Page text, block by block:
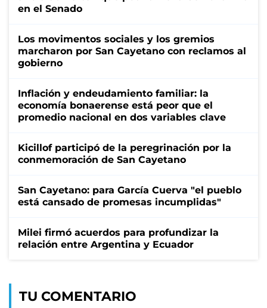
en el Senado
Los movimentos sociales y los gremios
marcharon por San Cayetano con reclamos al
gobierno
Inflación y endeudamiento familiar: la
economía bonaerense está peor que el
promedio nacional en dos variables clave
Kicillof participó de la peregrinación por la
conmemoración de San Cayetano
San Cayetano: para García Cuerva "el pueblo
está cansado de promesas incumplidas"
Milei firmó acuerdos para profundizar la
relación entre Argentina y Ecuador
TU COMENTARIO